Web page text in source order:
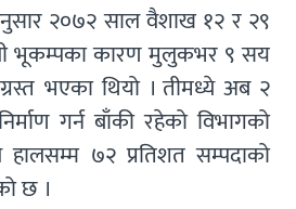
२०७२ साल वैशाख १२ र २९
भूकम्पका कारण मुलुकभर ९ सय
भएका थियो । तीमध्ये अब २
गर्न बाँकी रहेको विभागको
७२ प्रतिशत सम्पदाको
छ ।